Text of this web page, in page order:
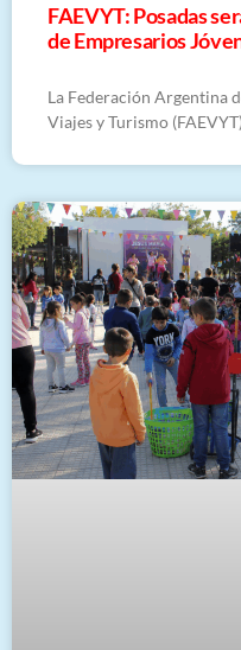
FAEVYT: Posadas
de Empresarios
La Federación Argentina
Viajes y Turismo